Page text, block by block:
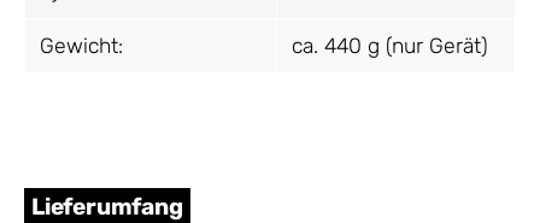
Gewicht: ca. 440 g (nur Gerät)
Lieferumfang